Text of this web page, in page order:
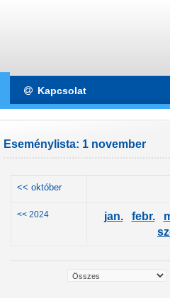
Kapcsolat
Eseménylista: 1 november
<< október
<< 2024 jan. febr.